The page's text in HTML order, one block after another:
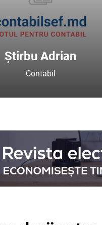
Știrbu Adrian
Contabil